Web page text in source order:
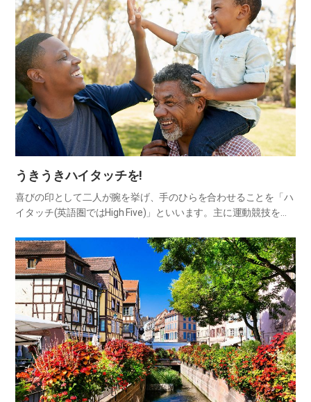
うきうきハイタッチを!
喜びの印として二人が腕を挙げ、手のひらを合わせることを「ハ
イタッチ(英語圏ではHigh Five)」といいます。主に運動競技をす
に試合成績が良いチームを分析したら、選手同士でハイタッ…